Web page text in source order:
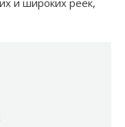
и широких реек,